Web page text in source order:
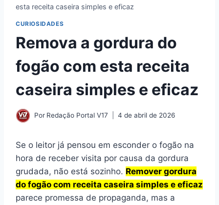
esta receita caseira simples e eficaz
CURIOSIDADES
Remova a gordura do
fogão com esta receita
caseira simples e eficaz
Por Redação Portal V17 4 de abril de 2026
Se o leitor já pensou em esconder o fogão na
hora de receber visita por causa da gordura
grudada, não está sozinho. Remover gordura
do fogão com receita caseira simples e eficaz
parece promessa de propaganda, mas a